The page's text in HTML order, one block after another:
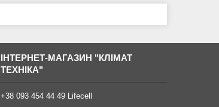
ІНТЕРНЕТ-МАГАЗИН "КЛІМАТ
ТЕХНІКА"
+38 093 454 44 49 Lifecell